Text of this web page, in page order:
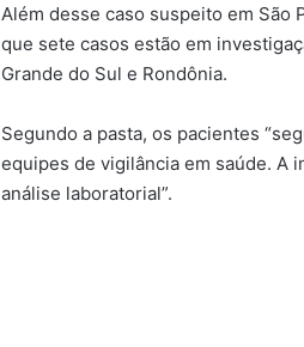
Além desse caso suspeito em São
que sete casos estão em
Grande do Sul e Rondônia.
Segundo a pasta, os pacientes
equipes de vigilância em saúde. A
análise laboratorial”.